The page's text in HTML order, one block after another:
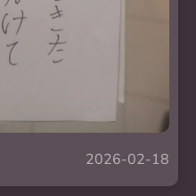
2026-02-18